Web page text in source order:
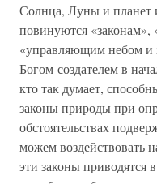
Солнца, Луны и планет
повинуются
«управляющим небом и
Богом-создателем в
кто так думает,
законы природы при
обстоятельствах
можем воздействовать
эти законы приводятся